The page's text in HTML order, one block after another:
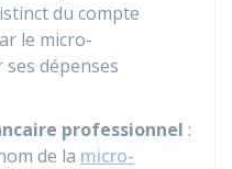
du compte
le micro-
dépenses
professionnel :
de la micro-